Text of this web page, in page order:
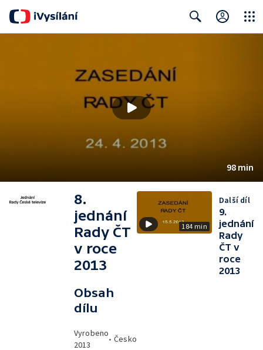
98 min
8.
jednání
Rady ČT
v roce
2013
Obsah
dílu
Vyrobeno
2013
• Česko
184 min
Další díl
9.
jednání
Rady
ČT v
roce
2013